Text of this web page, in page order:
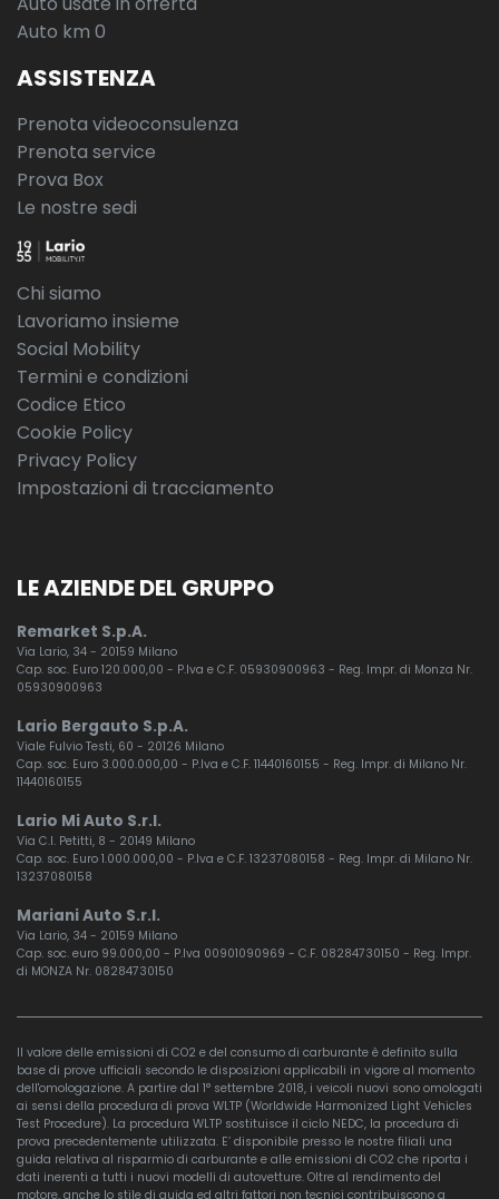
Auto km 0
ASSISTENZA
Prenota videoconsulenza
Prenota service
Prova Box
Le nostre sedi
Chi siamo
Lavoriamo insieme
Social Mobility
Termini e condizioni
Codice Etico
Cookie Policy
Privacy Policy
Impostazioni di tracciamento
LE AZIENDE DEL GRUPPO
Remarket S.p.A.
Via Lario, 34 - 20159 Milano
Cap. soc. Euro 120.000,00 - P.Iva e C.F. 05930900963 - Reg. Impr. di Monza Nr.
05930900963
Lario Bergauto S.p.A.
Viale Fulvio Testi, 60 - 20126 Milano
Cap. soc. Euro 3.000.000,00 - P.Iva e C.F. 11440160155 - Reg. Impr. di Milano Nr.
11440160155
Lario Mi Auto S.r.l.
Via C.I. Petitti, 8 - 20149 Milano
Cap. soc. Euro 1.000.000,00 - P.Iva e C.F. 13237080158 - Reg. Impr. di Milano Nr.
13237080158
Mariani Auto S.r.l.
Via Lario, 34 - 20159 Milano
Cap. soc. euro 99.000,00 - P.Iva 00901090969 - C.F. 08284730150 - Reg. Impr.
di MONZA Nr. 08284730150
Il valore delle emissioni di CO2 e del consumo di carburante è definito sulla
base di prove ufficiali secondo le disposizioni applicabili in vigore al momento
dell'omologazione. A partire dal 1° settembre 2018, i veicoli nuovi sono omologati
ai sensi della procedura di prova WLTP (Worldwide Harmonized Light Vehicles
Test Procedure). La procedura WLTP sostituisce il ciclo NEDC, la procedura di
prova precedentemente utilizzata. E’ disponibile presso le nostre filiali una
guida relativa al risparmio di carburante e alle emissioni di CO2 che riporta i
dati inerenti a tutti i nuovi modelli di autovetture. Oltre al rendimento del
motore, anche lo stile di guida ed altri fattori non tecnici contribuiscono a